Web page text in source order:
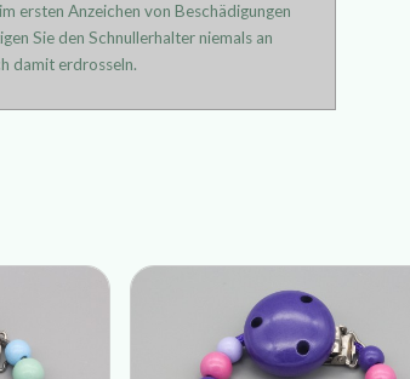
ersten Anzeichen von Beschädigungen
Sie den Schnullerhalter niemals an
damit erdrosseln.